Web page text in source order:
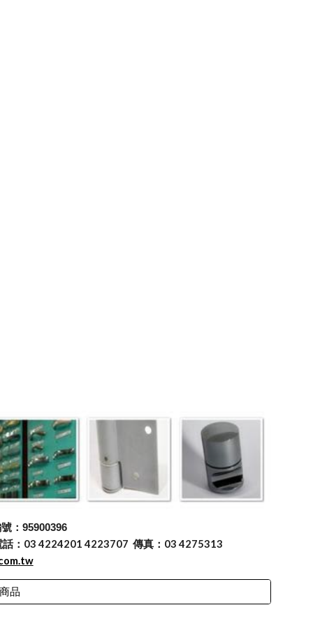
：95900396
：03 4224201 4223707 傳真：03 4275313
品